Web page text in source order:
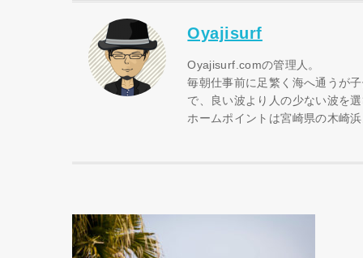
Oyajisurf
Oyajisurf.comの管理人。
毎朝仕事前に足繁く海へ通うが
で、良い波より人の少ない波を
ホームポイントは宮崎県の木崎浜